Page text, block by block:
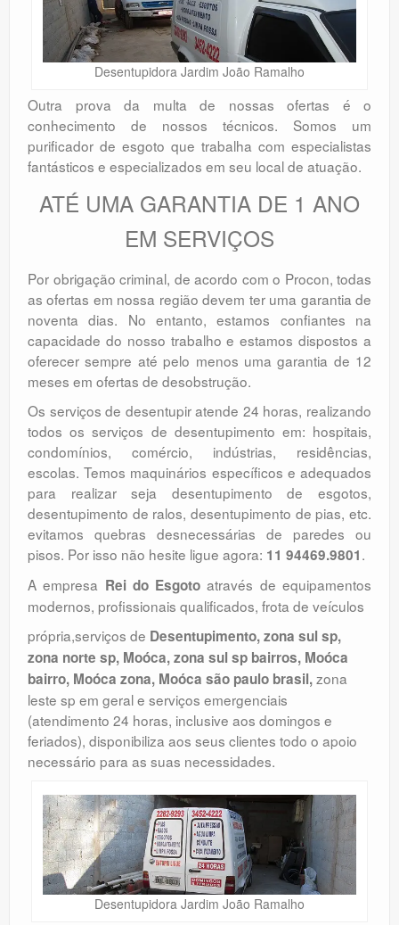
Desentupidora Jardim João Ramalho
Outra prova da multa de nossas ofertas é o
conhecimento de nossos técnicos. Somos um
purificador de esgoto que trabalha com especialistas
fantásticos e especializados em seu local de atuação.
ATÉ UMA GARANTIA DE 1 ANO
EM SERVIÇOS
Por obrigação criminal, de acordo com o Procon, todas
as ofertas em nossa região devem ter uma garantia de
noventa dias. No entanto, estamos confiantes na
capacidade do nosso trabalho e estamos dispostos a
oferecer sempre até pelo menos uma garantia de 12
meses em ofertas de desobstrução.
Os serviços de desentupir atende 24 horas, realizando
todos os serviços de desentupimento em: hospitais,
condomínios, comércio, indústrias, residências,
escolas. Temos maquinários específicos e adequados
para realizar seja desentupimento de esgotos,
desentupimento de ralos, desentupimento de pias, etc.
evitamos quebras desnecessárias de paredes ou
pisos. Por isso não hesite ligue agora: 11 94469.9801.
A empresa Rei do Esgoto através de equipamentos
modernos, profissionais qualificados, frota de veículos
própria,serviços de Desentupimento, zona sul sp,
zona norte sp, Moóca, zona sul sp bairros, Moóca
bairro, Moóca zona, Moóca são paulo brasil,zona
leste sp em geral e serviços emergenciais
(atendimento 24 horas, inclusive aos domingos e
feriados), disponibiliza aos seus clientes todo o apoio
necessário para as suas necessidades.
Desentupidora Jardim João Ramalho